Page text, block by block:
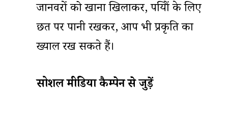
जानवरों को खाना खिलाकर, पक्षियों के लिए
छत पर पानी रखकर, आप भी प्रकृति का
ख्याल रख सकते हैं।
सोशलमीडियाकैम्पेनसेजुड़ें